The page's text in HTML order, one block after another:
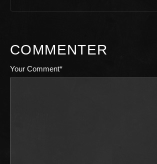
COMMENTER
Your Comment*